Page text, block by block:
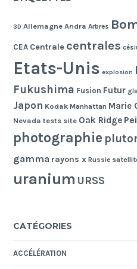
3D Allemagne Andra Arbres
CEA Centrale centrales
Etats-Unis explosion
Fukushima Fusion Futur
Japon Kodak Manhattan Marie
Nevada tests site Oak Ridge
photographie
gamma rayons x Russie
uranium URSS
CATÉGORIES
ACCÉLÉRATION